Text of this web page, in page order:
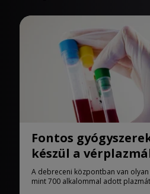
Fontos
készül a
A debreceni központban van
mint 700 alkalommal adott